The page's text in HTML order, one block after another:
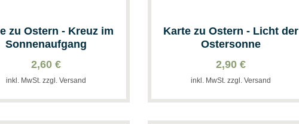
zu Ostern - Kreuz im
Sonnenaufgang
2,60 €
inkl. MwSt. zzgl. Versand
Karte zu Ostern - Licht der
Ostersonne
2,90 €
inkl. MwSt. zzgl. Versand